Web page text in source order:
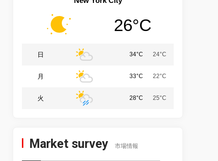
26°C
日 34°C 24°C
月 33°C 22°C
火 28°C 25°C
Market survey 市場情報